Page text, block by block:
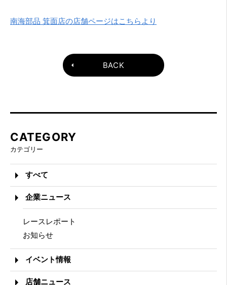
南海部品 箕面店の店舗ページはこちらより
BACK
CATEGORY
カテゴリー
すべて
企業ニュース
レースレポート
お知らせ
イベント情報
店舗ニュース